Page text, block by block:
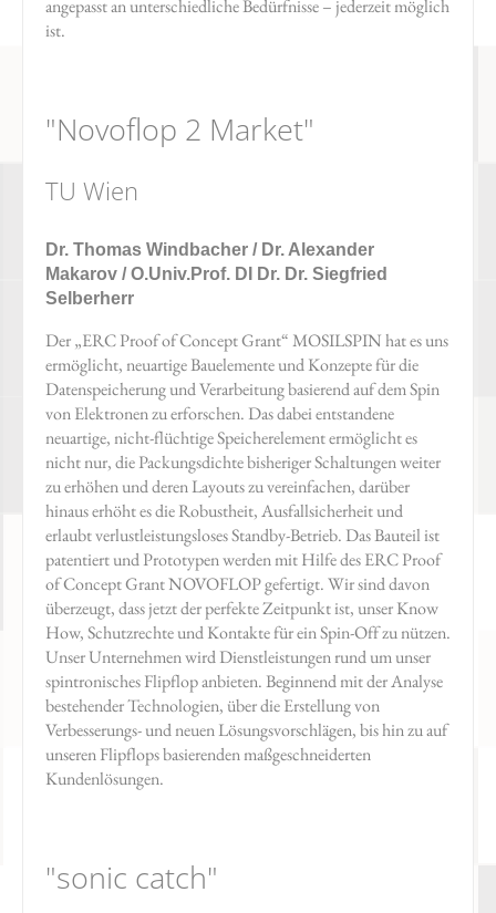
angepasst an unterschiedliche Bedürfnisse – jederzeit möglich
ist.
"Novoflop 2 Market"
TU Wien
Dr. Thomas Windbacher / Dr. Alexander
Makarov / O.Univ.Prof. DI Dr. Dr. Siegfried
Selberherr
Der „ERC Proof of Concept Grant“ MOSILSPIN hat es uns
ermöglicht, neuartige Bauelemente und Konzepte für die
Datenspeicherung und Verarbeitung basierend auf dem Spin
von Elektronen zu erforschen. Das dabei entstandene
neuartige, nicht-flüchtige Speicherelement ermöglicht es
nicht nur, die Packungsdichte bisheriger Schaltungen weiter
zu erhöhen und deren Layouts zu vereinfachen, darüber
hinaus erhöht es die Robustheit, Ausfallsicherheit und
erlaubt verlustleistungsloses Standby-Betrieb. Das Bauteil ist
patentiert und Prototypen werden mit Hilfe des ERC Proof
of Concept Grant NOVOFLOP gefertigt. Wir sind davon
überzeugt, dass jetzt der perfekte Zeitpunkt ist, unser Know
How, Schutzrechte und Kontakte für ein Spin-Off zu nützen.
Unser Unternehmen wird Dienstleistungen rund um unser
spintronisches Flipflop anbieten. Beginnend mit der Analyse
bestehender Technologien, über die Erstellung von
Verbesserungs- und neuen Lösungsvorschlägen, bis hin zu auf
unseren Flipflops basierenden maßgeschneiderten
Kundenlösungen.
"sonic catch"